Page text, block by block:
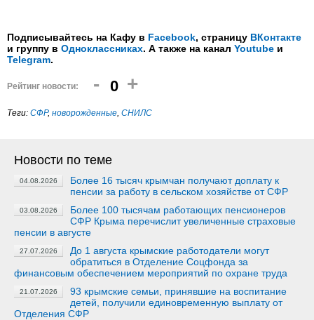
Подписывайтесь на Кафу в Facebook, страницу ВКонтакте
и группу в Одноклассниках. А также на канал Youtube и
Telegram.
Рейтинг новости: - 0 +
Теги: СФР, новорожденные, СНИЛС
Новости по теме
04.08.2026
Более 16 тысяч крымчан получают доплату к
пенсии за работу в сельском хозяйстве от СФР
03.08.2026
Более 100 тысячам работающих пенсионеров
СФР Крыма перечислит увеличенные страховые
пенсии в августе
27.07.2026
До 1 августа крымские работодатели могут
обратиться в Отделение Соцфонда за
финансовым обеспечением мероприятий по охране труда
21.07.2026
93 крымские семьи, принявшие на воспитание
детей, получили единовременную выплату от
Отделения СФР